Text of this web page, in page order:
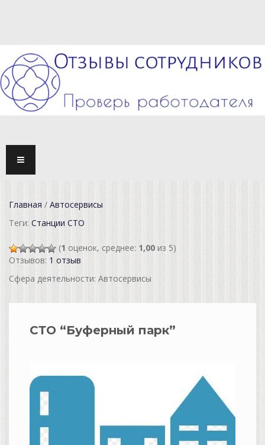
Главная/ Автосервисы
Теги:Станции СТО
(1оценок, среднее:1,00 из 5)
Отзывов: 1 отзыв
Сфера деятельности: Автосервисы
СТО “Буферный парк”